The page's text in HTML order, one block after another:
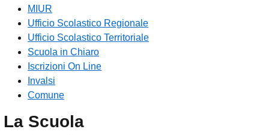
MIUR
Ufficio Scolastico Regionale
Ufficio Scolastico Territoriale
Scuola in Chiaro
Iscrizioni On Line
Invalsi
Comune
La Scuola